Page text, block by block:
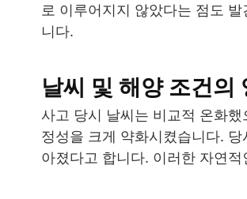
로 이루어지지 않았다는 점도
니다.
날씨 및 해양 조건의
사고 당시 날씨는 비교적 온화
정성을 크게 약화시켰습니다.
아졌다고 합니다. 이러한 자연